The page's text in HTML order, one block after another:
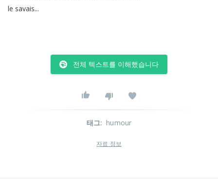
le savais...
전체 텍스트를 이해했습니다
태그: humour
자료 정보